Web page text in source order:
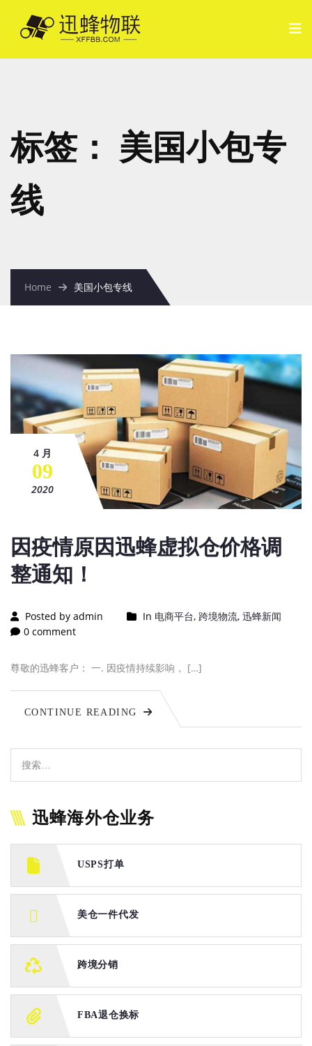
标签： 美国小包专
线
Home 美国小包专线
4 月
09
2020
因疫情原因迅蜂虚拟仓价格调
整通知！
Posted by admin In 电商平台, 跨境物流, 迅蜂新闻
0 comment
尊敬的迅蜂客户： 一. 因疫情持续影响， […]
CONTINUE READING
迅蜂海外仓业务
USPS打单
美仓一件代发
跨境分销
FBA退仓换标